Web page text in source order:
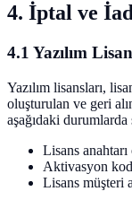
4. İptal ve
4.1 Yazılım
Yazılım lisansları,
oluşturulan ve geri
aşağıdaki
Lisans
Aktivasyon
Lisans müşteri